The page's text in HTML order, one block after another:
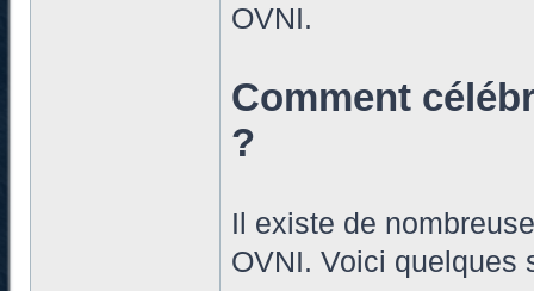
OVNI.
Comment
?
Il existe de
OVNI. Voici quelques